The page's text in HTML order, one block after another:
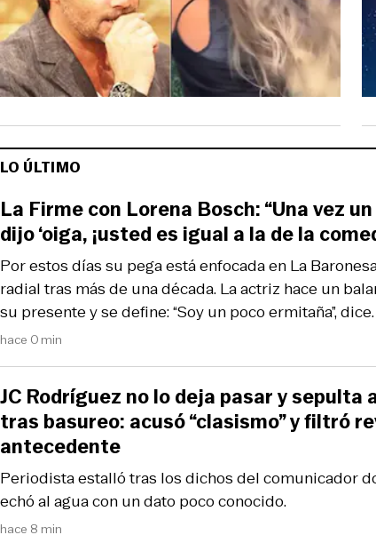
LO ÚLTIMO
hace 0 min
Por estos días su pega está enfocada en La
radial tras más de una década. La actriz hace un
su presente y se define: “Soy un poco ermitaña”, dice.
La Firme con Lorena Bosch: “Una vez
dijo ‘oiga, ¡usted es igual a la de la
hace 8 min
Periodista estalló tras los dichos del comunicador
echó al agua con un dato poco conocido.
JC Rodríguez no lo deja pasar y sepulta
tras basureo: acusó “clasismo” y filtró
antecedente